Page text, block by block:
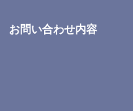
お問い合わせ内容